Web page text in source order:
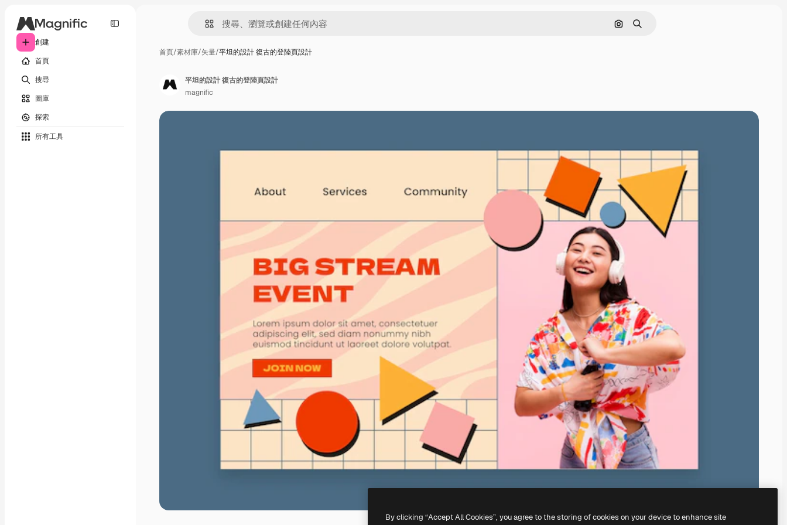
創建
首頁
搜尋
圖庫
探索
所有工具
通過圖像搜索
搜尋
首頁/素材庫/矢量/平坦的設計 復古的登陸頁設計
平坦的設計 復古的登陸頁設計
magnific
By clicking “Accept All Cookies”, you agree to the storing of cookies on your device to enhance site